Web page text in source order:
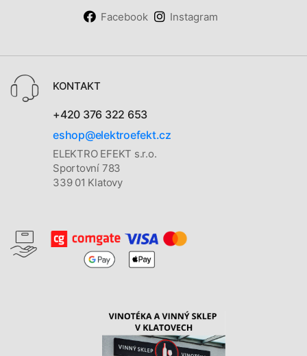
Facebook Instagram
KONTAKT
+420 376 322 653
eshop@elektroefekt.cz
ELEKTRO EFEKT s.r.o.
Sportovní 783
339 01 Klatovy